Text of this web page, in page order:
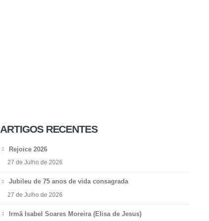
ARTIGOS RECENTES
Rejoice 2026
27 de Julho de 2026
Jubileu de 75 anos de vida consagrada
27 de Julho de 2026
Irmã Isabel Soares Moreira (Elisa de Jesus)